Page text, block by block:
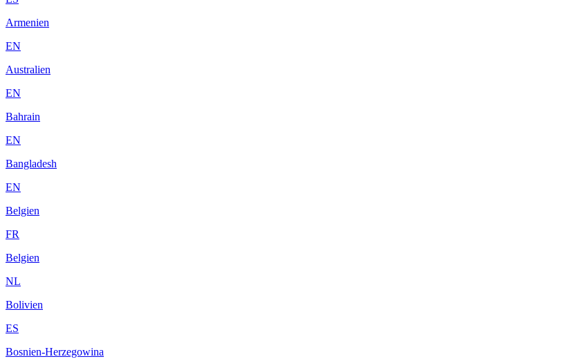
Armenien
EN
Australien
EN
Bahrain
EN
Bangladesh
EN
Belgien
FR
Belgien
NL
Bolivien
ES
Bosnien-Herzegowina